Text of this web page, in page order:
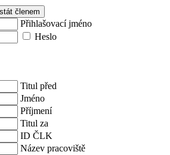
členem
Přihlašovací jméno
Heslo
Titul před
Jméno
Příjmení
Titul za
ID ČLK
Název pracoviště